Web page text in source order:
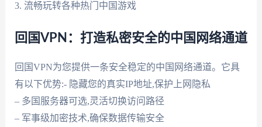
3. 流畅玩转各种热门中国游戏
回国VPN：打造私密安全的中国网络通道
回国VPN为您提供一条安全稳定的中国网络通道。它具
有以下优势:- 隐藏您的真实IP地址,保护上网隐私
– 多国服务器可选,灵活切换访问路径
– 军事级加密技术,确保数据传输安全